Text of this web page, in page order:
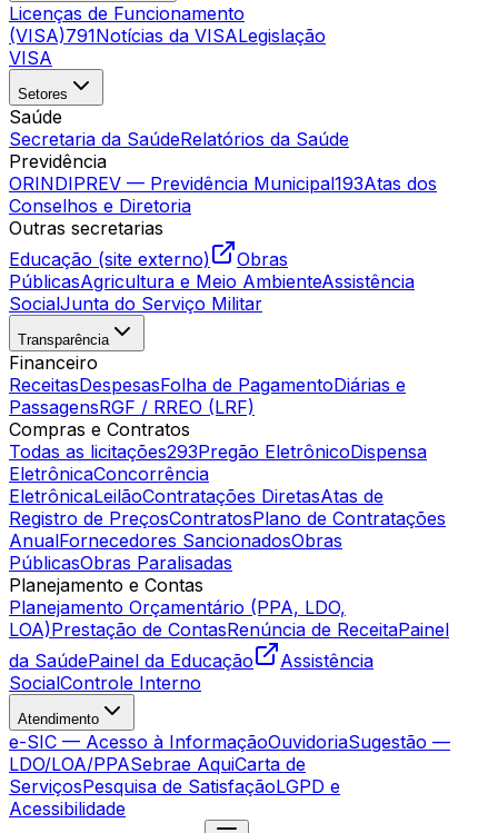
Licenças de Funcionamento
(VISA)791Notícias da VISALegislação
VISA
Setores
Saúde
Secretaria da SaúdeRelatórios da Saúde
Previdência
ORINDIPREV — Previdência Municipal193Atas dos
Conselhos e Diretoria
Outras secretarias
Educação (site externo)
Obras
PúblicasAgricultura e Meio AmbienteAssistência
SocialJunta do Serviço Militar
Transparência
Financeiro
ReceitasDespesasFolha de PagamentoDiárias e
PassagensRGF / RREO (LRF)
Compras e Contratos
Todas as licitações293Pregão EletrônicoDispensa
EletrônicaConcorrência
EletrônicaLeilãoContratações DiretasAtas de
Registro de PreçosContratosPlano de Contratações
AnualFornecedores SancionadosObras
PúblicasObras Paralisadas
Planejamento e Contas
Planejamento Orçamentário (PPA, LDO,
LOA)Prestação de ContasRenúncia de ReceitaPainel
da SaúdePainel da Educação
Assistência
SocialControle Interno
Atendimento
e-SIC — Acesso à InformaçãoOuvidoriaSugestão —
LDO/LOA/PPASebrae AquiCarta de
ServiçosPesquisa de SatisfaçãoLGPD e
Acessibilidade